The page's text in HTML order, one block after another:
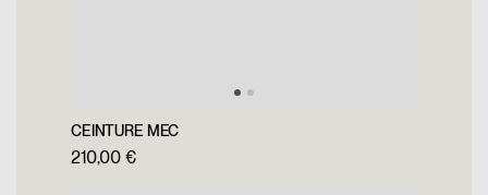
CEINTURE MEC
210,00 €